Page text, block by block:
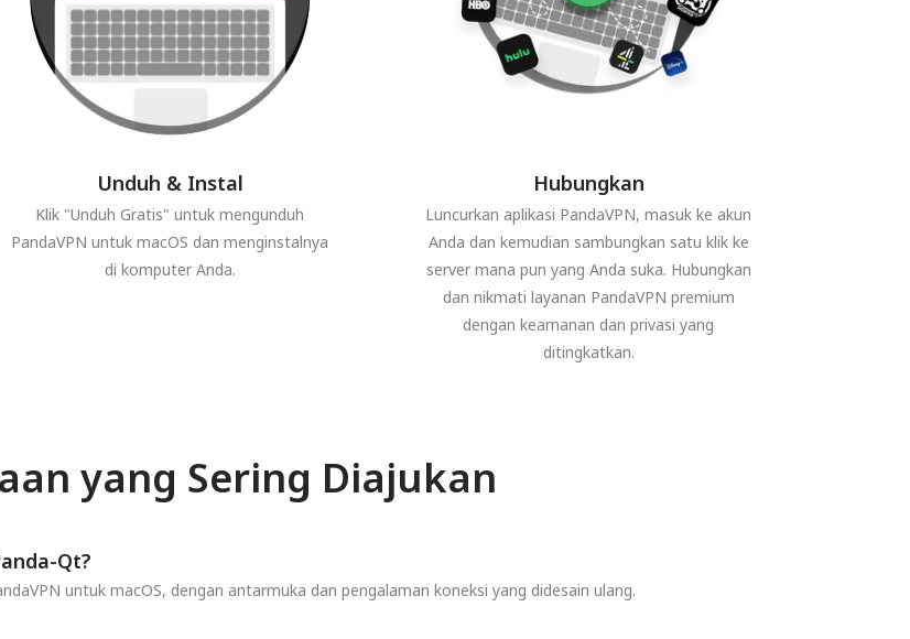
Unduh & Instal
Klik "Unduh Gratis" untuk mengunduh
PandaVPN untuk macOS dan menginstalnya
di komputer Anda.
Hubungkan
Luncurkan aplikasi PandaVPN, masuk ke akun
Anda dan kemudian sambungkan satu klik ke
server mana pun yang Anda suka. Hubungkan
dan nikmati layanan PandaVPN premium
dengan keamanan dan privasi yang
ditingkatkan.
yang Sering Diajukan
Qt?
untuk macOS, dengan antarmuka dan pengalaman koneksi yang didesain ulang.